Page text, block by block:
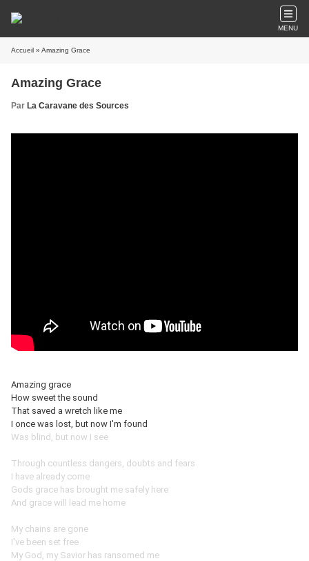
MENU
Accueil » Amazing Grace
Amazing Grace
Par La Caravane des Sources
Amazing grace
How sweet the sound
That saved a wretch like me
I once was lost, but now I'm found
Was blind, but now I see
Through countless dangers, doubts and fears
I have already come
Gods grace has brought me safely here
And grace will lead me home
My chains are gone
I've been set free
My God, my Savior has ransomed me